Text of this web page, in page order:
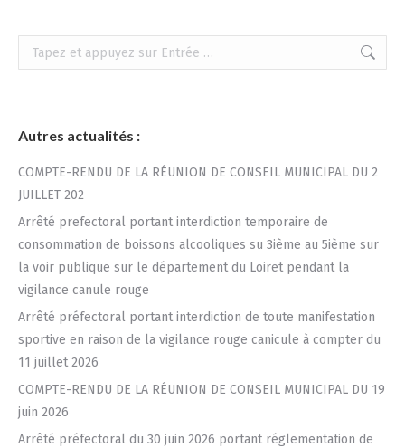
Recherche
:
Autres actualités :
COMPTE-RENDU DE LA RÉUNION DE CONSEIL MUNICIPAL DU 2
JUILLET 202
Arrêté prefectoral portant interdiction temporaire de
consommation de boissons alcooliques su 3ième au 5ième sur
la voir publique sur le département du Loiret pendant la
vigilance canule rouge
Arrêté préfectoral portant interdiction de toute manifestation
sportive en raison de la vigilance rouge canicule à compter du
11 juillet 2026
COMPTE-RENDU DE LA RÉUNION DE CONSEIL MUNICIPAL DU 19
juin 2026
Arrêté préfectoral du 30 juin 2026 portant réglementation de